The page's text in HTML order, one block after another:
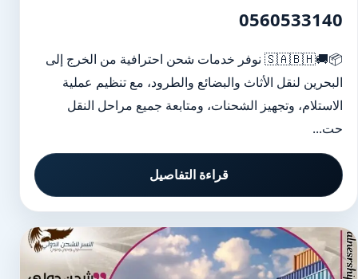
0560533140
📦🚚🇸🇦🇧🇭 نوفر خدمات شحن احترافية من الخرج إلى
البحرين لنقل الأثاث والبضائع والطرود، مع تنظيم عملية
الاستلام، وتجهيز الشحنات، ومتابعة جميع مراحل النقل
حت...
قراءة التفاصيل